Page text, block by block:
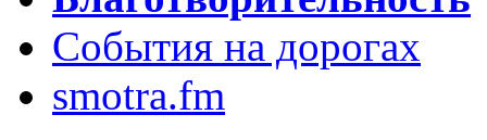
События на дорогах
smotra.fm